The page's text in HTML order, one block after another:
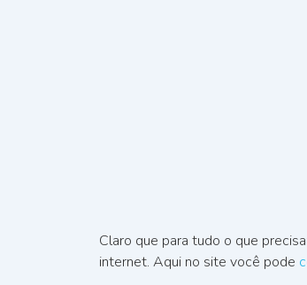
Claro que para tudo o que
internet. Aqui no site você pode